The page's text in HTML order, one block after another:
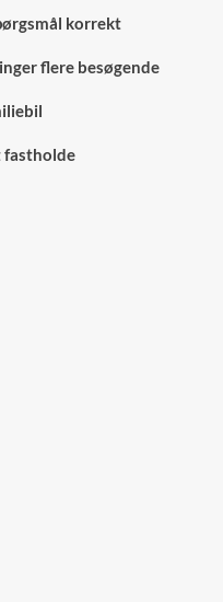
korrekt
flere besøgende
fastholde